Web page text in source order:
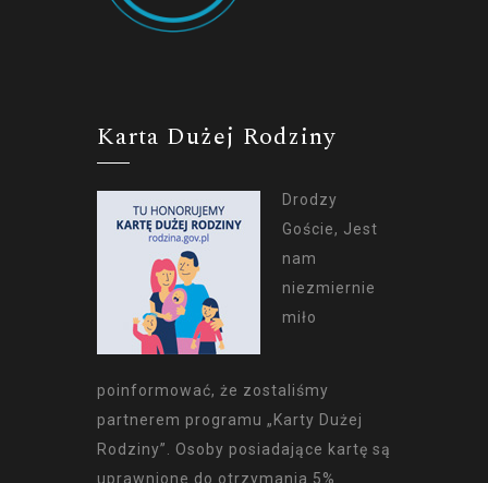
Karta Dużej Rodziny
Drodzy
Goście, Jest
nam
niezmiernie
miło
poinformować, że zostaliśmy
partnerem programu „Karty Dużej
Rodziny”. Osoby posiadające kartę są
uprawnione do otrzymania 5%